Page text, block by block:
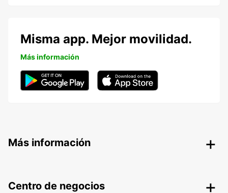
Misma app. Mejor movilidad.
Más información
Más información
Centro de negocios